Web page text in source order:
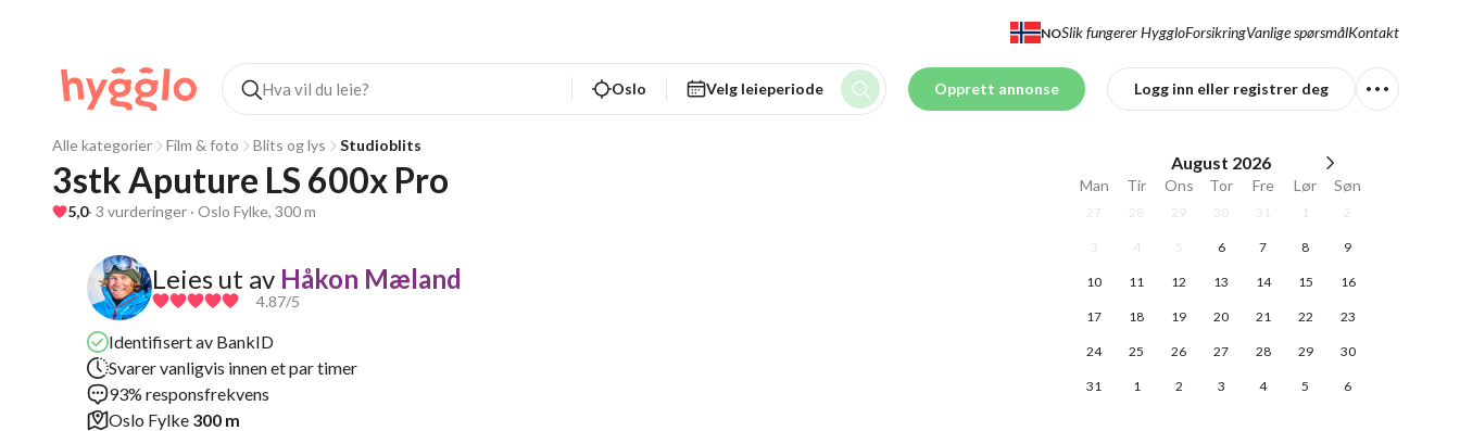
NOSlik fungerer HyggloForsikringVanlige spørsmålKontakt
Oslo Velg leieperiode Opprett annonse Logg inn eller registrer deg
Alle kategorier Film & foto Blits og lys Studioblits
3stk Aputure LS 600x Pro
5,0· 3 vurderinger · Oslo Fylke, 300 m
Leies ut av Håkon Mæland
4.87/5
Identifisert av BankID
Svarer vanligvis innen et par timer
93% responsfrekvens
Oslo Fylke 300 m
August 2026
Man Tir Ons Tor Fre Lør Søn
27 28 29 30 31 1 2
3 4 5 6 7 8 9
10 11 12 13 14 15 16
17 18 19 20 21 22 23
24 25 26 27 28 29 30
31 1 2 3 4 5 6